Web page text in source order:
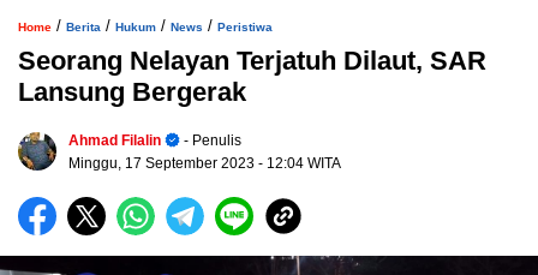
Home / Berita / Hukum / News / Peristiwa
Seorang Nelayan Terjatuh Dilaut, SAR
Lansung Bergerak
Ahmad Filalin
- Penulis
Minggu, 17 September 2023 - 12:04 WITA